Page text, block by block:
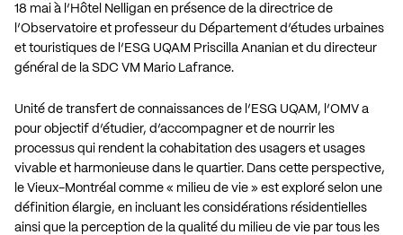
18 mai à l’Hôtel Nelligan en présence de la directrice de
l’Observatoire et professeur du Département d’études urbaines
et touristiques de l’ESG UQAM Priscilla Ananian et du directeur
général de la SDC VM Mario Lafrance.
Unité de transfert de connaissances de l’ESG UQAM, l’OMV a
pour objectif d’étudier, d’accompagner et de nourrir les
processus qui rendent la cohabitation des usagers et usages
vivable et harmonieuse dans le quartier. Dans cette perspective,
le Vieux-Montréal comme « milieu de vie » est exploré selon une
définition élargie, en incluant les considérations résidentielles
ainsi que la perception de la qualité du milieu de vie par tous les